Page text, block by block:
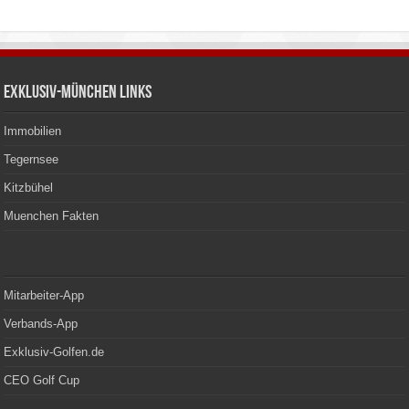
Exklusiv-München Links
Immobilien
Tegernsee
Kitzbühel
Muenchen Fakten
Mitarbeiter-App
Verbands-App
Exklusiv-Golfen.de
CEO Golf Cup